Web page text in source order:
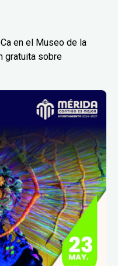
en el Museo de la
gratuita sobre